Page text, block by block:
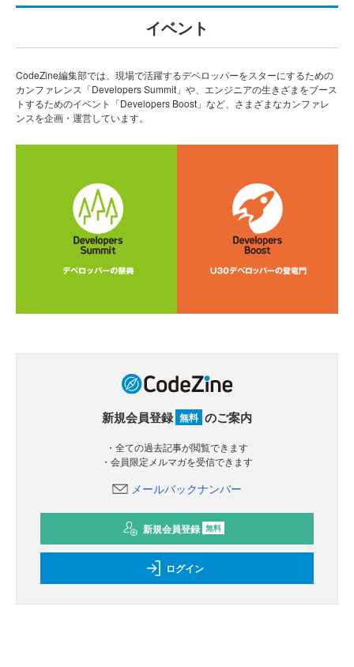
イベント
CodeZine編集部では、現場で活躍するデベロッパーをスターにするための
カンファレンス「Developers Summit」や、エンジニアの生きざまをブース
トするためのイベント「Developers Boost」など、さまざまなカンファレ
ンスを企画・運営しています。
新規会員登録 無料 のご案内
・全ての過去記事が閲覧できます
・会員限定メルマガを受信できます
メールバックナンバー
新規会員登録 無料
ログイン